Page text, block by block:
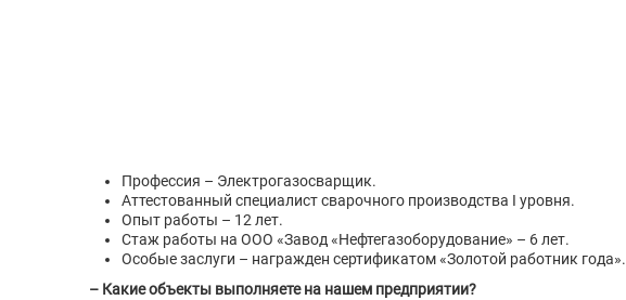
Профессия – Электрогазосварщик.
Аттестованный специалист сварочного производства I уровня.
Опыт работы – 12 лет.
Стаж работы на ООО «Завод «Нефтегазоборудование» – 6 лет.
Особые заслуги – награжден сертификатом «Золотой работник года».
– Какие объекты выполняете на нашем предприятии?